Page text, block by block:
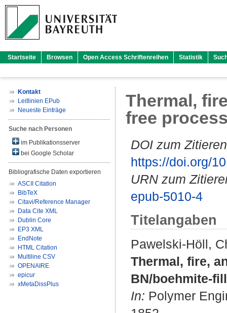
Startseite Browsen Open Access Schriftenreihen Statistik
Kontakt
Leitlinien EPub
Neueste Einträge
Suche nach Personen
im Publikationsserver
bei Google Scholar
Bibliografische Daten exportieren
ASCII Citation
BibTeX
Citavi/Reference Manager
Data Cite XML
Dublin Core
EP3 XML
EndNote
HTML Citation
Multiline CSV
OPENAIRE
epicur
xMetaDissPlus
Thermal,
free
DOI zum
https://doi.org/
URN zum
epub-5010-4
Titelangaben
Pawelski-Höll,
Thermal, fire,
BN/boehmite-
In: Polymer